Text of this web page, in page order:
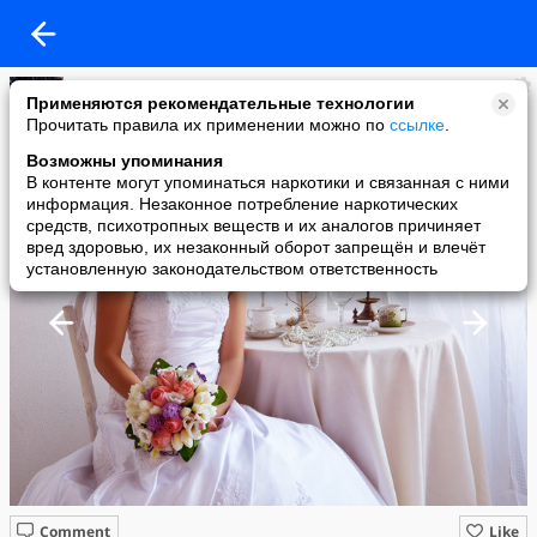
Применяются рекомендательные технологии
Прочитать правила их применении можно по ссылке
Возможны упоминания
В контенте могут упоминаться наркотики и связанная с ними
информация. Незаконное потребление наркотических
средств, психотропных веществ и их аналогов причиняет
вред здоровью, их незаконный оборот запрещён и влечёт
установленную законодательством ответственность
Ольга
added a photo
10 Sep в 11:28
Like
Comment